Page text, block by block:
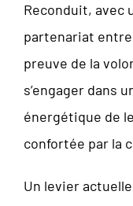
Reconduit, avec
partenariat entre
preuve de la
s’engager dans
énergétique de
confortée par la
Un levier